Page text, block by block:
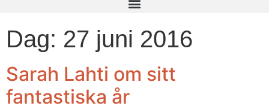
Dag: 27 juni 2016
Sarah Lahti om sitt
fantastiska år